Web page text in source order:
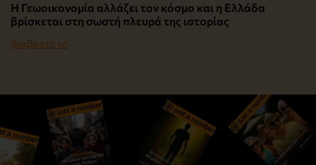
Η Γεωοικονομία αλλάζει τον κόσμο και η Ελλάδα
βρίσκεται στη σωστή πλευρά της ιστορίας
Διαβάστε το